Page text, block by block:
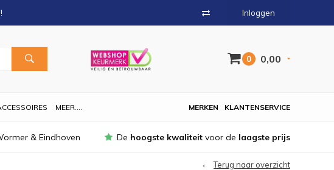
Inloggen
0 0,00
MEER.... KLANTENSERVICE
MERKEN
& Eindhoven De hoogste kwaliteit voor de laagste prijs
Terug naar overzicht